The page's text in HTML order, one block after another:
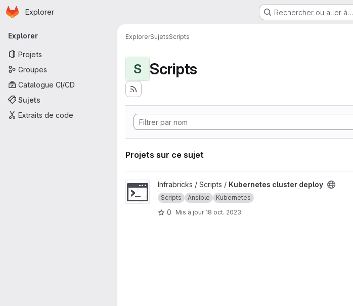
Passer au contenu principal
Page d'accueil
Explorer Rechercher ou aller à…
Navigation principale
Explorer
Projets
Groupes
Catalogue CI/CD
Sujets
Extraits de code
ExplorerSujetsScripts
S Scripts
Projets sur ce sujet
Afficher le projet Kubernetes cluster deploy
Infrabricks / Scripts / Kubernetes cluster deploy
Scripts Ansible Kubernetes
0 Mis à jour 18 oct. 2023